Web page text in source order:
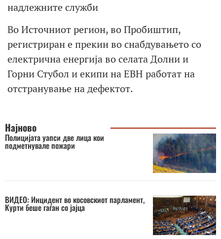
надлежните служби
Во Источниот регион, во Пробиштип,
регистриран е прекин во снабдувањето со
електрична енергија во селата Долни и
Горни Стубол и екипи на ЕВН работат на
отстранување на дефектот.
Најново
Полицијата уапси две лица кои
подметнувале пожари
ВИДЕО: Инцидент во косовскиот парламент,
Курти беше гаѓан со јајца